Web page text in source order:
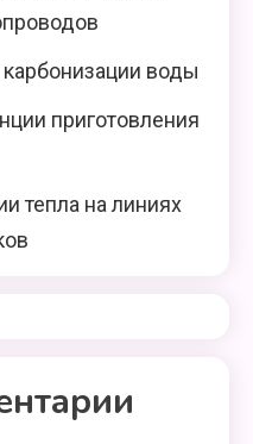
воды
приготовления
тепла на линиях